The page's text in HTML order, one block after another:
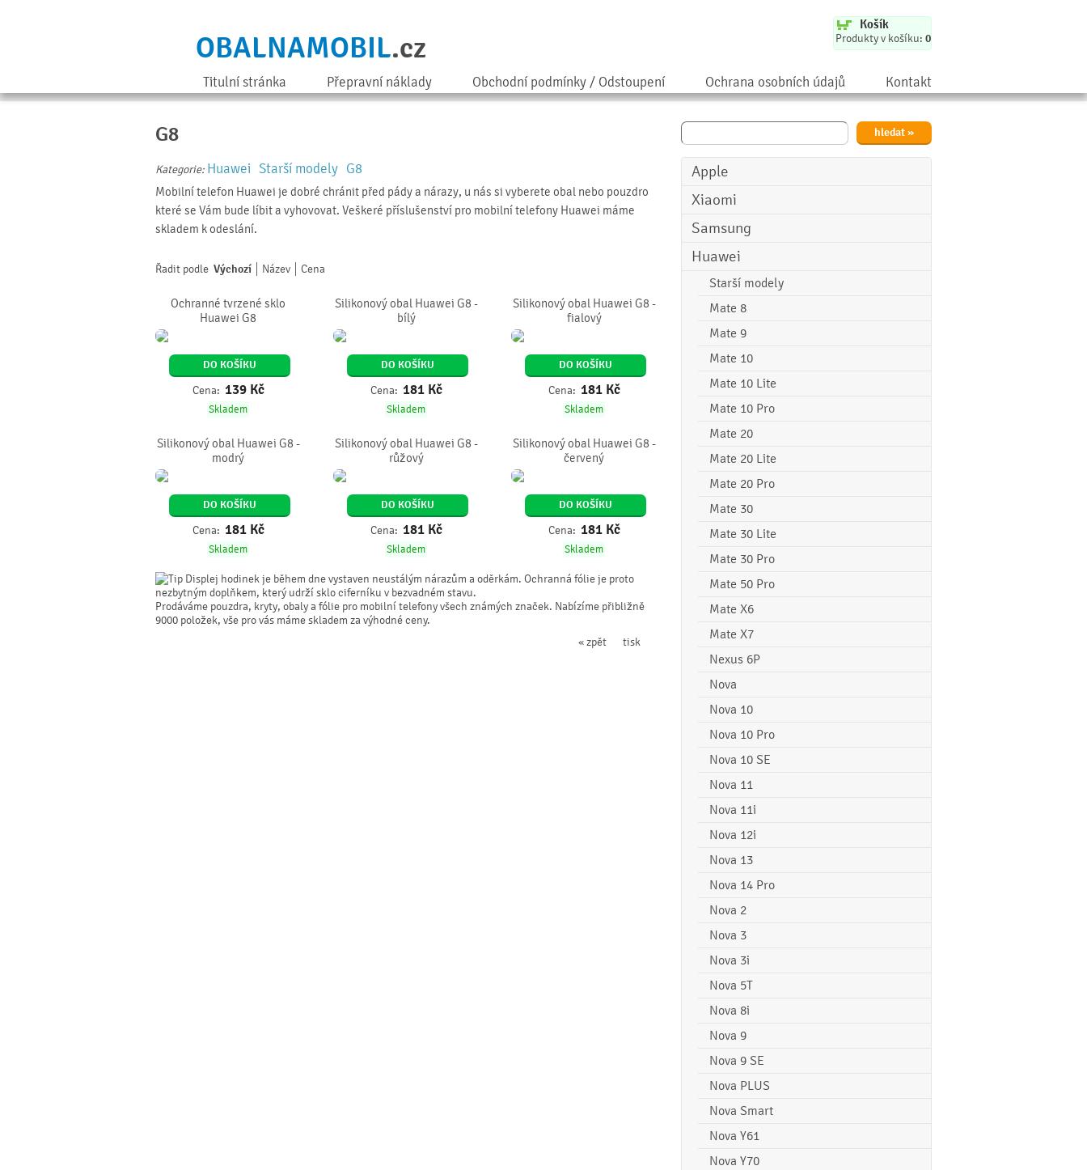
Košík
Produkty v košíku: 0
OBALNAMOBIL.cz
Titulní stránka Přepravní náklady Obchodní podmínky / Odstoupení Ochrana osobních údajů Kontakt
Apple
Xiaomi
Samsung
Huawei
Starší modely
Mate 8
Mate 9
Mate 10
Mate 10 Lite
Mate 10 Pro
Mate 20
Mate 20 Lite
Mate 20 Pro
Mate 30
Mate 30 Lite
Mate 30 Pro
Mate 50 Pro
Mate X6
Mate X7
Nexus 6P
Nova
Nova 10
Nova 10 Pro
Nova 10 SE
Nova 11
Nova 11i
Nova 12i
Nova 13
Nova 14 Pro
Nova 2
Nova 3
Nova 3i
Nova 5T
Nova 8i
Nova 9
Nova 9 SE
Nova PLUS
Nova Smart
Nova Y61
Nova Y70
G8
Kategorie: Huawei Starší modely G8
Mobilní telefon Huawei je dobré chránit před pády a nárazy, u nás si vyberete obal nebo pouzdro
které se Vám bude líbit a vyhovovat. Veškeré příslušenství pro mobilní telefony Huawei máme
skladem k odeslání.
Řadit podle Výchozí Název Cena
Ochranné tvrzené sklo
Huawei G8
DO KOŠÍKU
Cena: 139 Kč
Skladem
Silikonový obal Huawei G8 -
bílý
DO KOŠÍKU
Cena: 181 Kč
Skladem
Silikonový obal Huawei G8 -
fialový
DO KOŠÍKU
Cena: 181 Kč
Skladem
Silikonový obal Huawei G8 -
modrý
DO KOŠÍKU
Cena: 181 Kč
Skladem
Silikonový obal Huawei G8 -
růžový
DO KOŠÍKU
Cena: 181 Kč
Skladem
Silikonový obal Huawei G8 -
červený
DO KOŠÍKU
Cena: 181 Kč
Skladem
Displej hodinek je během dne vystaven neustálým nárazům a oděrkám. Ochranná fólie je proto
nezbytným doplňkem, který udrží sklo ciferníku v bezvadném stavu.
Prodáváme pouzdra, kryty, obaly a fólie pro mobilní telefony všech známých značek. Nabízíme přibližně
9000 položek, vše pro vás máme skladem za výhodné ceny.
tisk
« zpět